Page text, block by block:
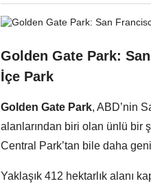
Golden Gate Park:
İçe Park
Golden Gate Park, ABD’nin
alanlarından biri olan ünlü bir
Central Park’tan bile daha
Yaklaşık 412 hektarlık alanı